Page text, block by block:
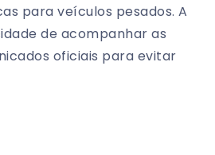
para veículos pesados. A
de acompanhar as
oficiais para evitar